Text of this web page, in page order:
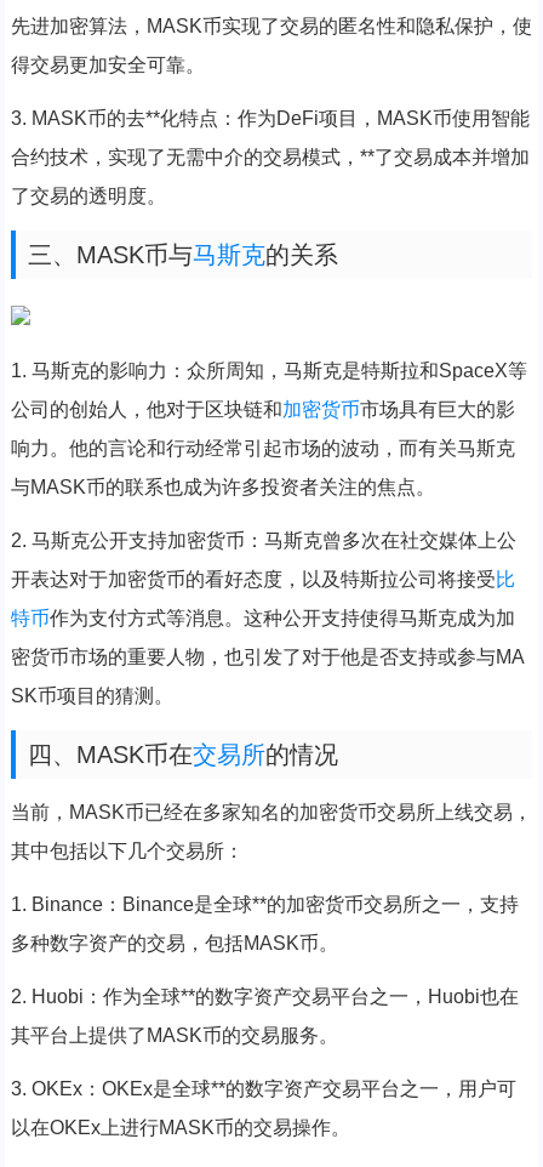
先进加密算法，MASK币实现了交易的匿名性和隐私保护，使
得交易更加安全可靠。
3. MASK币的去**化特点：作为DeFi项目，MASK币使用智能
合约技术，实现了无需中介的交易模式，**了交易成本并增加
了交易的透明度。
三、MASK币与马斯克的关系
1. 马斯克的影响力：众所周知，马斯克是特斯拉和SpaceX等
公司的创始人，他对于区块链和加密货币市场具有巨大的影
响力。他的言论和行动经常引起市场的波动，而有关马斯克
与MASK币的联系也成为许多投资者关注的焦点。
2. 马斯克公开支持加密货币：马斯克曾多次在社交媒体上公
开表达对于加密货币的看好态度，以及特斯拉公司将接受比
特币作为支付方式等消息。这种公开支持使得马斯克成为加
密货币市场的重要人物，也引发了对于他是否支持或参与MA
SK币项目的猜测。
四、MASK币在交易所的情况
当前，MASK币已经在多家知名的加密货币交易所上线交易，
其中包括以下几个交易所：
1. Binance：Binance是全球**的加密货币交易所之一，支持
多种数字资产的交易，包括MASK币。
2. Huobi：作为全球**的数字资产交易平台之一，Huobi也在
其平台上提供了MASK币的交易服务。
3. OKEx：OKEx是全球**的数字资产交易平台之一，用户可
以在OKEx上进行MASK币的交易操作。